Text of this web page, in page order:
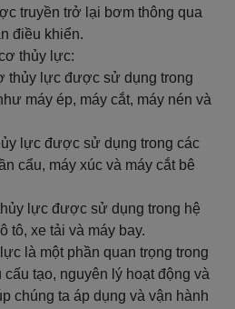
truyền trở lại bơm thông qua
điều khiển.
thủy lực:
thủy lực được sử dụng trong
máy ép, máy cắt, máy nén và
lực được sử dụng trong các
cẩu, máy xúc và máy cắt bê
lực được sử dụng trong hệ
tô, xe tải và máy bay.
là một phần quan trọng trong
tạo, nguyên lý hoạt động và
chúng ta áp dụng và vận hành